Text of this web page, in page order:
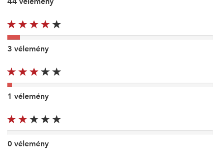
3 vélemény
1 vélemény
0 vélemény